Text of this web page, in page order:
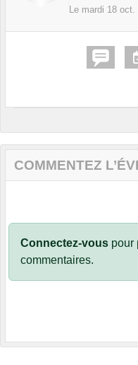
Le mardi 18 oct.
COMMENTEZ
Connectez-vous pour
commentaires.